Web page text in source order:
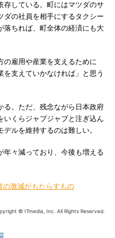
存している。町にはマツダのサ
ダの社員を相手にするタクシー
落ちれば、町全体の経済にも大
雇用や産業を支えるために
を支えていかなければ」と思う
。ただ、残念ながら日本政府
いくらジャブジャブと注ぎ込ん
ルを維持するのは難しい。
々減っており、今後も増える
の激減がもたらすもの
© ITmedia, Inc. All Rights Reserved.